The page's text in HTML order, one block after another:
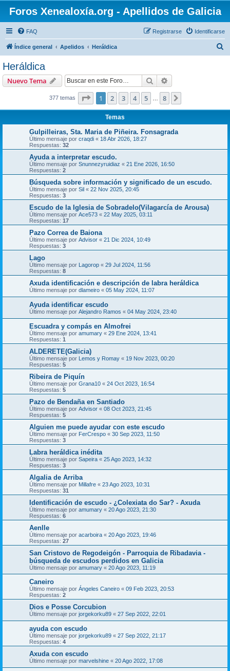
Foros Xenealoxía.org - Apellidos de Galicia
FAQ Identificarse
Registrarse
Índice general Apelidos Heráldica
Heráldica
Nuevo Tema Buscar
377 temas Página de
1 2 3 4 5 8
Temas
Gulpilleiras, Sta. Maria de Piñeira. Fonsagrada
Último mensaje por craqdi « 18 Abr 2026, 18:27
Respuestas: 32
Ayuda a interpretar escudo.
Último mensaje por Snunnezyruidiaz « 21 Ene 2026, 16:50
Respuestas: 2
Búsqueda sobre información y significado de un escudo.
Último mensaje por Sil « 22 Nov 2025, 20:45
Respuestas: 3
Escudo de la Iglesia de Sobradelo(Vilagarcía de Arousa)
Último mensaje por Ace573 « 22 May 2025, 03:11
Respuestas: 17
Pazo Correa de Baiona
Último mensaje por Advisor « 21 Dic 2024, 10:49
Respuestas: 3
Lago
Último mensaje por Lagorop « 29 Jul 2024, 11:56
Respuestas: 8
Axuda identificación e descripción de labra heráldica
Último mensaje por dlameiro « 05 May 2024, 11:07
Ayuda identificar escudo
Último mensaje por Alejandro Ramos « 04 May 2024, 23:40
Escuadra y compás en Almofrei
Último mensaje por amumary « 29 Ene 2024, 13:41
Respuestas: 1
ALDERETE(Galicia)
Último mensaje por Lemos y Romay « 19 Nov 2023, 00:20
Respuestas: 5
Ribeira de Piquín
Último mensaje por Grana10 « 24 Oct 2023, 16:54
Respuestas: 5
Pazo de Bendaña en Santiado
Último mensaje por Advisor « 08 Oct 2023, 21:45
Respuestas: 5
Alguien me puede ayudar con este escudo
Último mensaje por FerCrespo « 30 Sep 2023, 11:50
Respuestas: 3
Labra heráldica inédita
Último mensaje por Sapeira « 25 Ago 2023, 14:32
Respuestas: 3
Algalia de Arriba
Último mensaje por Millafre « 23 Ago 2023, 10:31
Respuestas: 31
Identificación de escudo - ¿Colexiata do Sar? - Axuda
Último mensaje por amumary « 20 Ago 2023, 21:30
Respuestas: 6
Aenlle
Último mensaje por acarboira « 20 Ago 2023, 19:46
Respuestas: 27
San Cristovo de Regodeigón - Parroquia de Ribadavia -
búsqueda de escudos perdidos en Galicia
Último mensaje por amumary « 20 Ago 2023, 11:19
Caneiro
Último mensaje por Ángeles Caneiro « 09 Feb 2023, 20:53
Respuestas: 2
Dios e Posse Corcubion
Último mensaje por jorgekorku89 « 27 Sep 2022, 22:01
ayuda con escudo
Último mensaje por jorgekorku89 « 27 Sep 2022, 21:17
Respuestas: 4
Axuda con escudo
Último mensaje por marvelshine « 20 Ago 2022, 17:08